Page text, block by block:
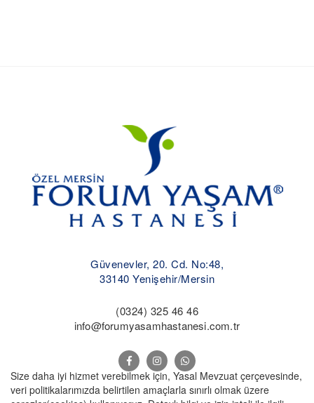
Güvenevler, 20. Cd. No:48,
33140 Yenişehir/Mersin
(0324) 325 46 46
info@forumyasamhastanesi.com.tr
Size daha iyi hizmet verebilmek için, Yasal Mevzuat çerçevesinde,
veri politikalarımızda belirtilen amaçlarla sınırlı olmak üzere